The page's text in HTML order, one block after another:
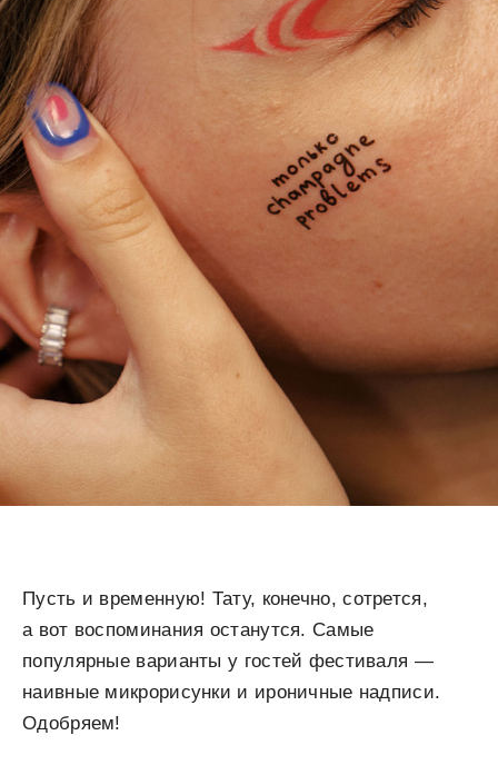
Пусть и временную! Тату, конечно, сотрется,
а вот воспоминания останутся. Самые
популярные варианты у гостей фестиваля —
наивные микрорисунки и ироничные надписи.
Одобряем!